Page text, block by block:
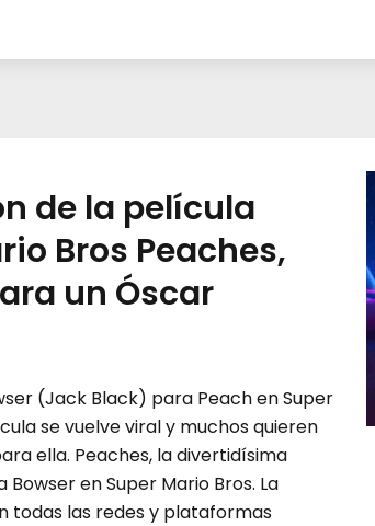
de la película
Bros Peaches,
un Óscar
(Jack Black) para Peach en Super
se vuelve viral y muchos quieren
ella. Peaches, la divertidísima
en Super Mario Bros. La
todas las redes y plataformas